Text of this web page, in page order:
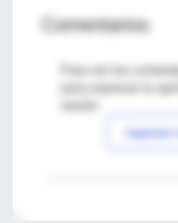
Comentarios
Para ver los
Ingresar